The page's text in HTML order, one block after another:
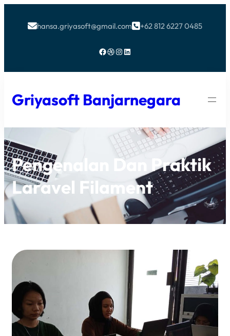
hansa.griyasoft@gmail.com+62 812 6227 0485
Facebook Dribbble Instagram LinkedIn
Griyasoft Banjarnegara
Pengenalan Dan Praktik
Laravel Filament